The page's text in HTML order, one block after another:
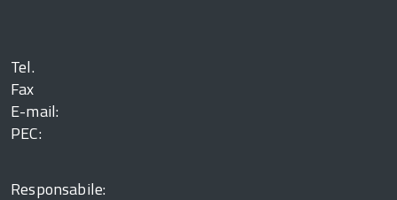
Tel.
Fax
E-mail:
PEC:
Responsabile: